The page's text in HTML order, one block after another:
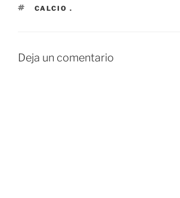
ETIQUETAS
CALCIO .
Deja un comentario